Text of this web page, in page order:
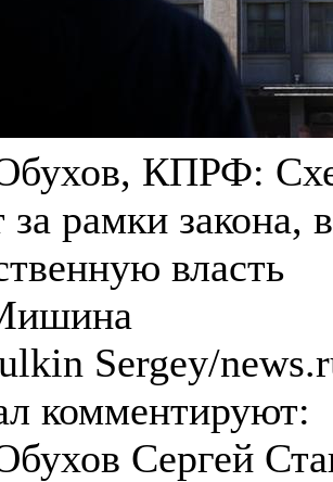
КПРФ:
рамки закона,
власть
Sergey/
комментируют:
Сергей